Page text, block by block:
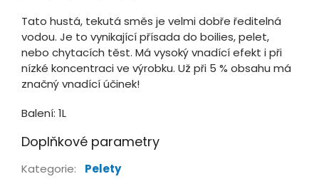
Tato hustá, tekutá směs je velmi dobře ředitelná
vodou. Je to vynikající přísada do boilies, pelet,
nebo chytacích těst. Má vysoký vnadící efekt i při
nízké koncentraci ve výrobku. Už při 5 % obsahu má
značný vnadící účinek!
Balení: 1L
Doplňkové parametry
Kategorie:
Pelety